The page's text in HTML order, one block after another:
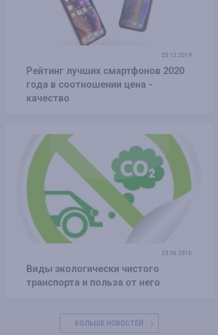
25.12.2019
Рейтинг лучших смартфонов 2020
года в соотношении цена -
качество
23.06.2016
Виды экологически чистого
транспорта и польза от него
БОЛЬШЕ НОВОСТЕЙ